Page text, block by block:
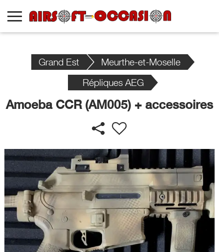
Grand Est
Meurthe-et-Moselle
Répliques AEG
Amoeba CCR (AM005) + accessoires